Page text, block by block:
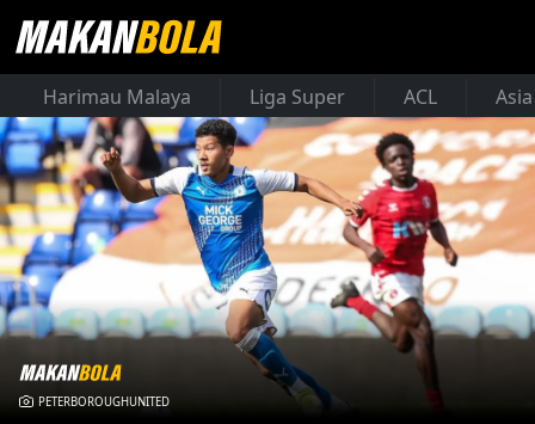
Harimau Malaya Liga Super ACL
PETERBOROUGHUNITED